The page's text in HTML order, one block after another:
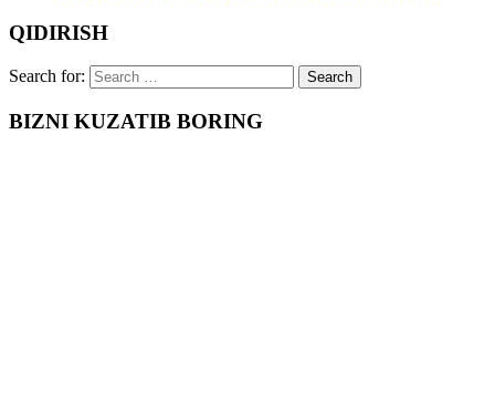
QIDIRISH
Search for:
BIZNI KUZATIB BORING